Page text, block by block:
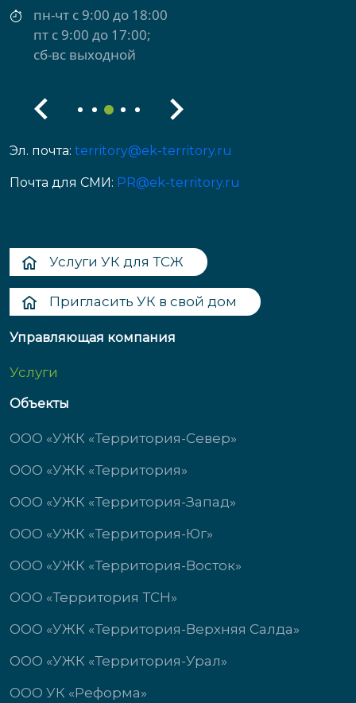
пн-чт с 9:00 до 18:00
пт с 9:00 до 17:00
Эл. почта: territory@ek-territory.ru
Почта для СМИ: PR@ek-territory.ru
Услуги УК для ТСЖ
Пригласить УК в свой дом
Управляющая компания
Услуги
Объекты
ООО «УЖК «Территория-Север»
ООО «УЖК «Территория»
ООО «УЖК «Территория-Запад»
ООО «УЖК «Территория-Юг»
ООО «УЖК «Территория-Восток»
ООО «Территория ТСН»
ООО «УЖК «Территория-Верхняя Салда»
ООО «УЖК «Территория-Урал»
ООО УК «Реформа»